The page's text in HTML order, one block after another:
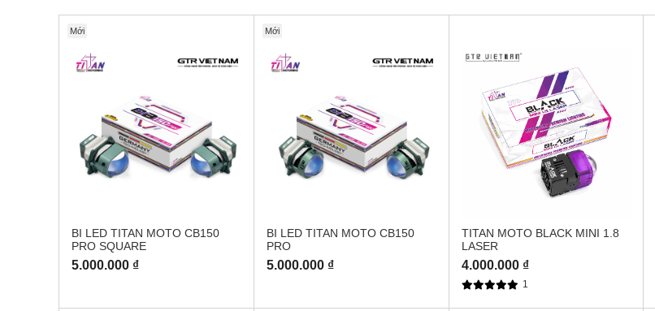
Mới
BI LED TITAN MOTO CB150
PRO SQUARE
5.000.000 ₫
Mới
BI LED TITAN MOTO CB150
PRO
5.000.000 ₫
TITAN MOTO BLACK MINI 1.8
LASER
4.000.000 ₫
1